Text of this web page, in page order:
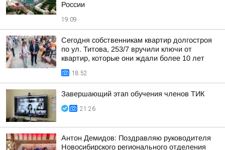
России
19:09
Сегодня собственникам квартир долгостроя
по ул. Титова, 253/7 вручили ключи от
квартир, которые они ждали более 10 лет
18:52
Завершающий этап обучения членов ТИК
21:26
Антон Демидов: Поздравляю руководителя
Новосибирского регионального отделения